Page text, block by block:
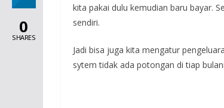
kita pakai dulu kemudian baru bayar.
sendiri.
Jadi bisa juga kita mengatur
sytem tidak ada potongan di tiap
0
SHARES